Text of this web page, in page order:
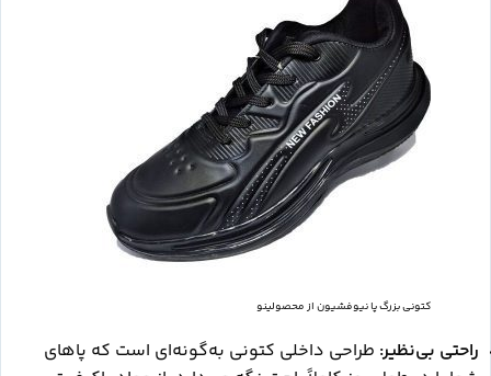
کتونی بزرگ پا نیوفشیون از محصولینو
راحتی بی‌نظیر: طراحی داخلی کتونی به‌گونه‌ای است که پاهای